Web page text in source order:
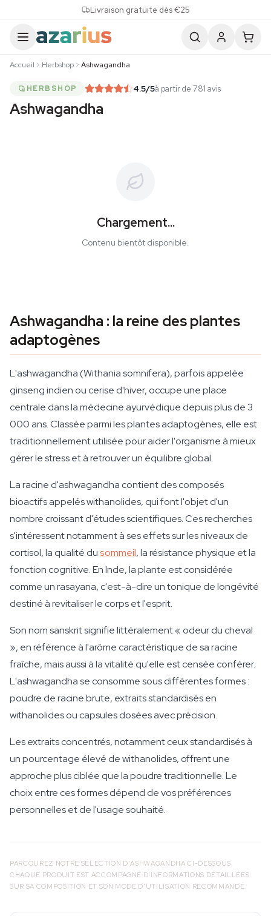
Livraison gratuite dès €25
Accueil Herbshop Ashwagandha
HERBSHOP 4.5/5à partir de 781 avis
Ashwagandha
Chargement...
Contenu bientôt disponible.
Ashwagandha : la reine des plantes
adaptogènes
L'ashwagandha (Withania somnifera), parfois appelée
ginseng indien ou cerise d'hiver, occupe une place
centrale dans la médecine ayurvédique depuis plus de 3
000 ans. Classée parmi les plantes adaptogènes, elle est
traditionnellement utilisée pour aider l'organisme à mieux
gérer le stress et à retrouver un équilibre global.
La racine d'ashwagandha contient des composés
bioactifs appelés withanolides, qui font l'objet d'un
nombre croissant d'études scientifiques. Ces recherches
s'intéressent notamment à ses effets sur les niveaux de
cortisol, la qualité dusommeil, la résistance physique et la
fonction cognitive. En Inde, la plante est considérée
comme unrasayana, c'est-à-dire un tonique de longévité
destiné à revitaliser le corps et l'esprit.
Son nom sanskrit signifie littéralement « odeur du cheval
», en référence à l'arôme caractéristique de sa racine
fraîche, mais aussi à la vitalité qu'elle est censée conférer.
L'ashwagandha se consomme sous différentes formes :
poudre de racine brute, extraits standardisés en
withanolides ou capsules dosées avec précision.
Les extraits concentrés, notamment ceux standardisés à
un pourcentage élevé de withanolides, offrent une
approche plus ciblée que la poudre traditionnelle. Le
choix entre ces formes dépend de vos préférences
personnelles et de l'usage souhaité.
PARCOUREZ NOTRE SÉLECTION D'ASHWAGANDHA CI-DESSOUS.
CHAQUE PRODUIT EST ACCOMPAGNÉ D'INFORMATIONS DÉTAILLÉES
SUR SA COMPOSITION ET SON MODE D'UTILISATION RECOMMANDÉ.